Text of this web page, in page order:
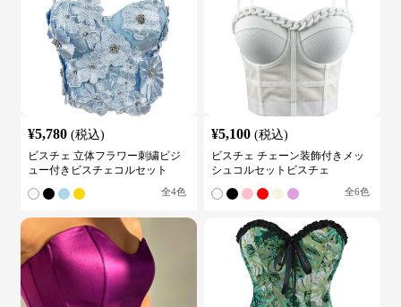
¥5,780 (税込)
ビスチェ 立体フラワー刺繍ビジ
ュー付きビスチェコルセット
全4色
¥5,100 (税込)
ビスチェ チェーン装飾付きメッ
シュコルセットビスチェ
全6色